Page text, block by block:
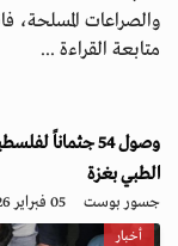
والصراعات المسلحة،
متابعة القراءة ...
الطبي بغزة
جسور بوست 05 فبراير 2026 - 08:30
أخبار